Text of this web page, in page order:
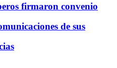
firmaron convenio
de sus